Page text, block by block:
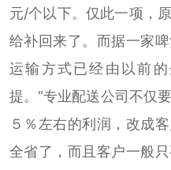
元/个以下。仅此一项，
给补回来了。而据一家
运输方式已经由以前
提。“专业配送公司不仅
５％左右的利润，改成
全省了，而且客户一般